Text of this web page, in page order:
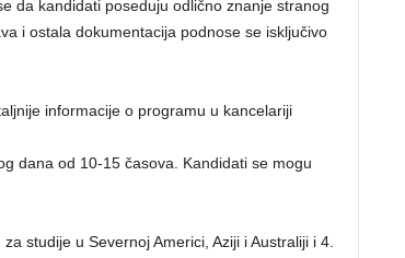
da kandidati poseduju odlično znanje stranog
i ostala dokumentacija podnose se isključivo
informacije o programu u kancelariji
dana od 10-15 časova. Kandidati se mogu
studije u Severnoj Americi, Aziji i Australiji i 4.